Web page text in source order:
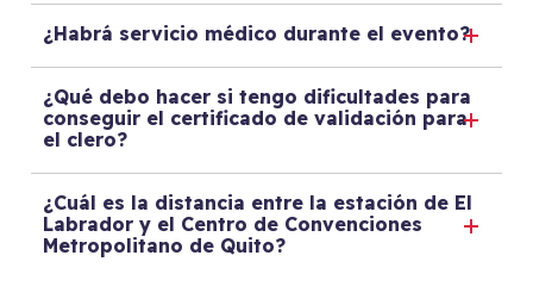
¿Habrá servicio médico durante el evento?
¿Qué debo hacer si tengo dificultades para
conseguir el certificado de validación para
el clero?
¿Cuál es la distancia entre la estación de El
Labrador y el Centro de Convenciones
Metropolitano de Quito?